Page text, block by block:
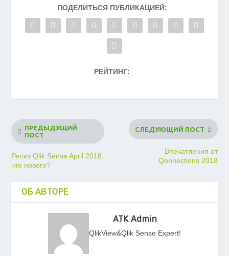
ПОДЕЛИТЬСЯ ПУБЛИКАЦИЕЙ:
РЕЙТИНГ:
ПРЕДЫДУЩИЙ
ПОСТ
Релиз Qlik Sense April 2018:
что нового?
СЛЕДУЮЩИЙ ПОСТ
Впечатления от
Qonnections 2018
ОБ АВТОРЕ
ATK Admin
QlikView&Qlik Sense Expert!